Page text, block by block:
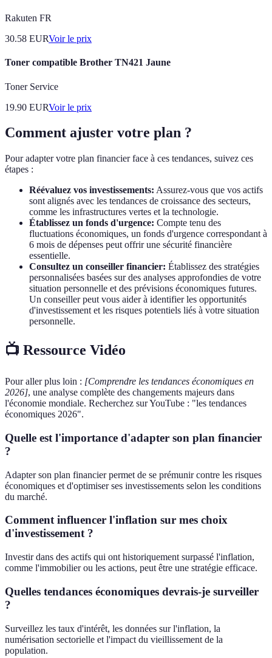
Rakuten FR
30.58 EURVoir le prix
Toner compatible Brother TN421 Jaune
Toner Service
19.90 EURVoir le prix
Comment ajuster votre plan ?
Pour adapter votre plan financier face à ces tendances, suivez ces
étapes :
Réévaluez vos investissements: Assurez-vous que vos actifs
sont alignés avec les tendances de croissance des secteurs,
comme les infrastructures vertes et la technologie.
Établissez un fonds d'urgence: Compte tenu des
fluctuations économiques, un fonds d'urgence correspondant à
6 mois de dépenses peut offrir une sécurité financière
essentielle.
Consultez un conseiller financier: Établissez des stratégies
personnalisées basées sur des analyses approfondies de votre
situation personnelle et des prévisions économiques futures.
Un conseiller peut vous aider à identifier les opportunités
d'investissement et les risques potentiels liés à votre situation
personnelle.
📺 Ressource Vidéo
Pour aller plus loin : [Comprendre les tendances économiques en
2026], une analyse complète des changements majeurs dans
l'économie mondiale. Recherchez sur YouTube : "les tendances
économiques 2026".
Quelle est l'importance d'adapter son plan financier
?
Adapter son plan financier permet de se prémunir contre les risques
économiques et d'optimiser ses investissements selon les conditions
du marché.
Comment influencer l'inflation sur mes choix
d'investissement ?
Investir dans des actifs qui ont historiquement surpassé l'inflation,
comme l'immobilier ou les actions, peut être une stratégie efficace.
Quelles tendances économiques devrais-je surveiller
?
Surveillez les taux d'intérêt, les données sur l'inflation, la
numérisation sectorielle et l'impact du vieillissement de la
population.